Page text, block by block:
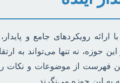
ارائه رویکردهای جامع و
این حوزه، نه تنها می‌تواند به
فهرست از موضوعات و نکات